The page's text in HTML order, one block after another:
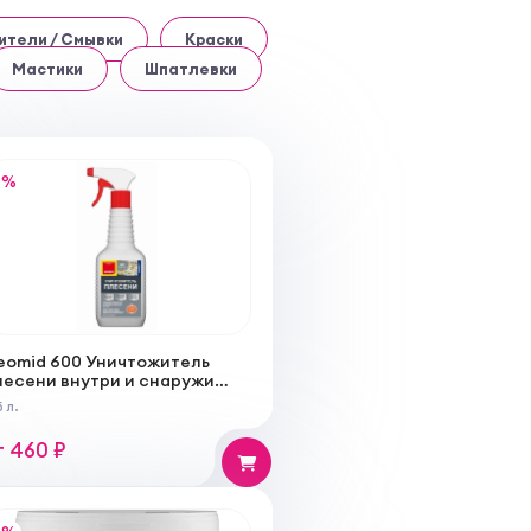
/ Смывки
Краски
Мастики
Шпатлевки
%
600 Уничтожитель
внутри и снаружи
состав
л.
460 ₽